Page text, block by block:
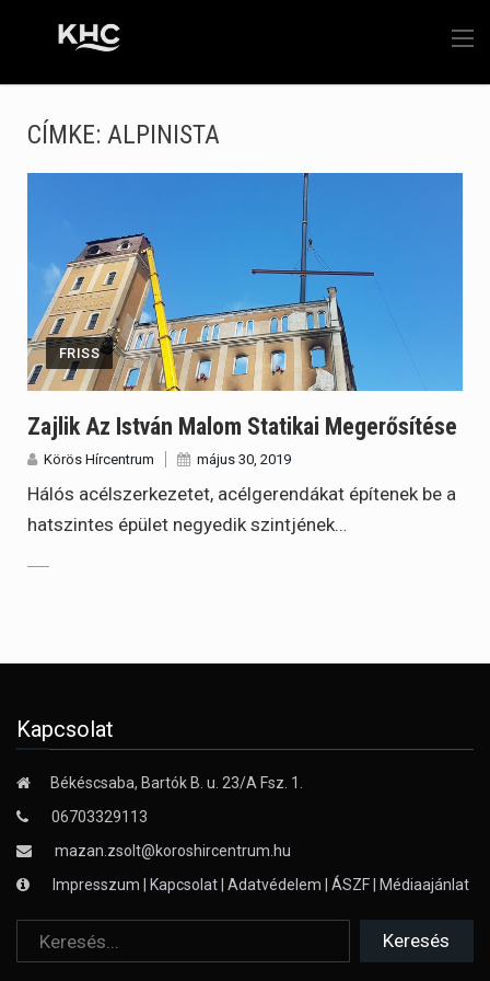
CÍMKE: ALPINISTA
FRISS
Zajlik Az István Malom Statikai Megerősítése
Körös Hírcentrum május 30, 2019
Hálós acélszerkezetet, acélgerendákat építenek be a
hatszintes épület negyedik szintjének…
Kapcsolat
Békéscsaba, Bartók B. u. 23/A Fsz. 1.
06703329113
mazan.zsolt@koroshircentrum.hu
Impresszum
Kapcsolat Adatvédelem ÁSZF Médiaajánlat